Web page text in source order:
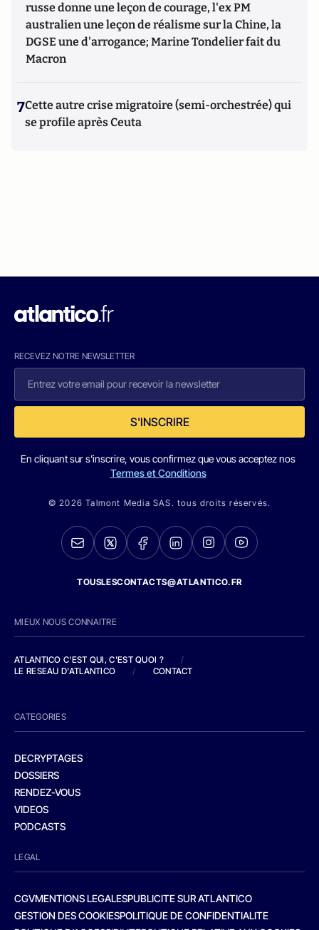
russe donne une leçon de courage, l'ex PM
australien une leçon de réalisme sur la Chine, la
DGSE une d'arrogance; Marine Tondelier fait du
Macron
7Cette autre crise migratoire (semi-orchestrée) qui
se profile après Ceuta
RECEVEZ NOTRE NEWSLETTER
S'INSCRIRE
En cliquant sur s'inscrire, vous confirmez que vous acceptez nos
Termes et Conditions
© 2026 Talmont Media SAS. tous droits réservés.
TOUSLESCONTACTS@ATLANTICO.FR
MIEUX NOUS CONNAITRE
ATLANTICO C'EST QUI, C'EST QUOI ?
/
LE RESEAU D'ATLANTICO
/ CONTACT
CATEGORIES
DECRYPTAGES
DOSSIERS
RENDEZ-VOUS
VIDEOS
PODCASTS
LEGAL
CGVMENTIONS LEGALESPUBLICITE SUR ATLANTICO
GESTION DES COOKIESPOLITIQUE DE CONFIDENTIALITE